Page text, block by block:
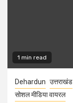
1 min read
Dehardun उत्तराखंड
सोशल मीडिया वायरल